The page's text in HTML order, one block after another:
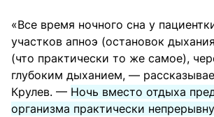
«Все время ночного сна у
участков апноэ (остановок
(что практически то же самое),
глубоким дыханием, —
Крулев. — Ночь вместо отдыха
организма практически